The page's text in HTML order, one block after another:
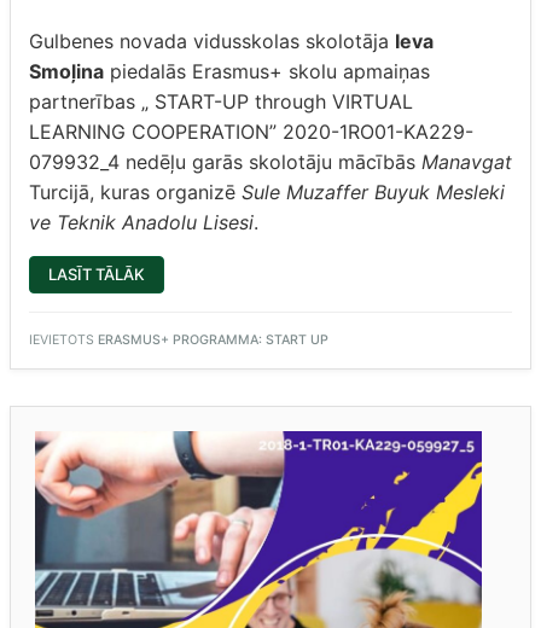
Gulbenes novada vidusskolas skolotāja Ieva
Smoļina piedalās Erasmus+ skolu apmaiņas
partnerības „ START-UP through VIRTUAL
LEARNING COOPERATION” 2020-1RO01-KA229-
079932_4 nedēļu garās skolotāju mācībās Manavgat
Turcijā, kuras organizē Sule Muzaffer Buyuk Mesleki
ve Teknik Anadolu Lisesi.
LASĪT TĀLĀK
SADARBĪBAI
(DITA
PROJEKTU
IEVIETOTS ERASMUS+ PROGRAMMA: START UP